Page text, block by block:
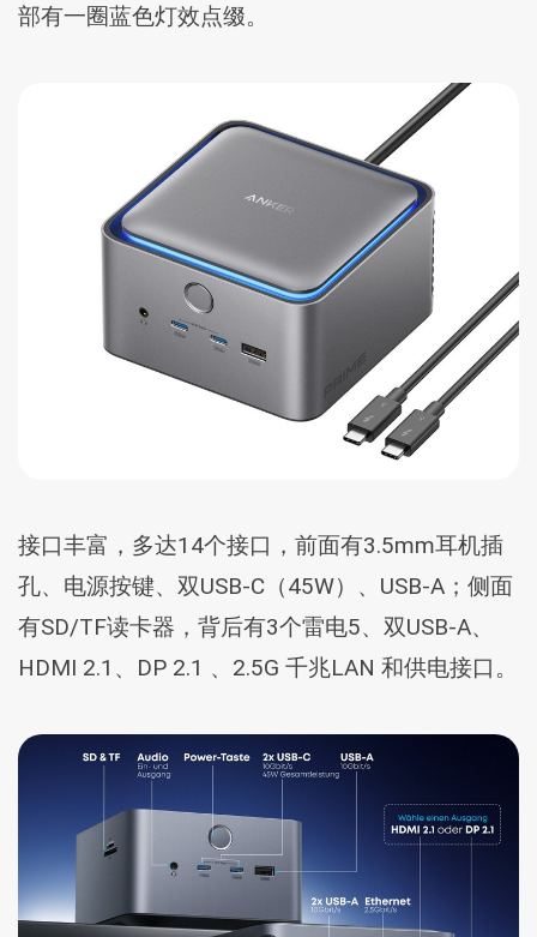
部有一圈蓝色灯效点缀。
接口丰富，多达14个接口，前面有3.5mm耳机插
孔、电源按键、双USB-C（45W）、USB-A；侧面
有SD/TF读卡器，背后有3个雷电5、双USB-A、
HDMI 2.1、DP 2.1 、2.5G 千兆LAN 和供电接口。